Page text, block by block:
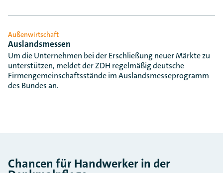
Außenwirtschaft
Auslandsmessen
Um die Unternehmen bei der Erschließung neuer Märkte zu
unterstützen, meldet der ZDH regelmäßig deutsche
Firmengemeinschaftsstände im Auslandsmesseprogramm
des Bundes an.
Chancen für Handwerker in der